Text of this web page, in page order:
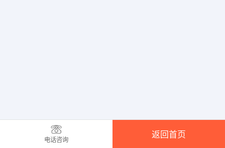
电话咨询
返回首页